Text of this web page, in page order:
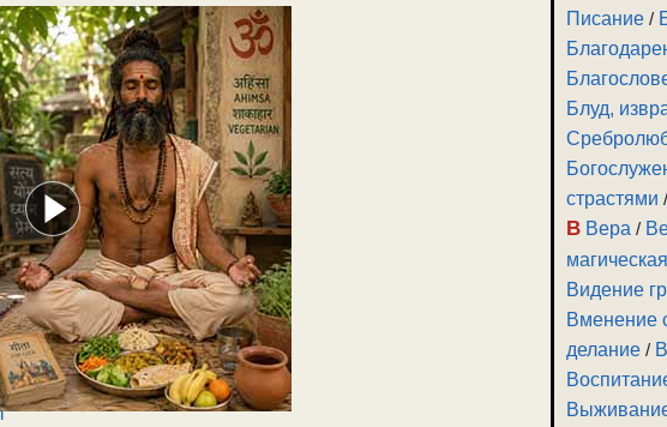
Писание /
Блуд,
страстями /
В Вера /
магическая
Видение
Вменение
делание /